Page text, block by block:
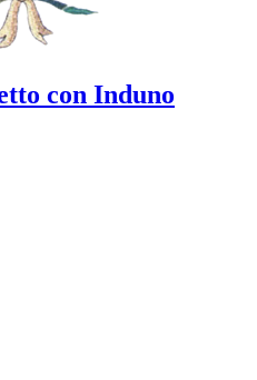
con Induno